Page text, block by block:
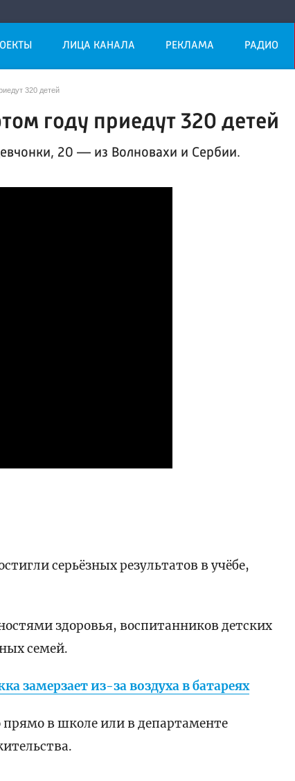
ЛИЦА КАНАЛА РЕКЛАМА РАДИО
320 детей
году приедут 320 детей
20 — из Волновахи и Сербии.
серьёзных результатов в учёбе,
здоровья, воспитанников детских
семей.
замерзает из-за воздуха в батареях
в школе или в департаменте